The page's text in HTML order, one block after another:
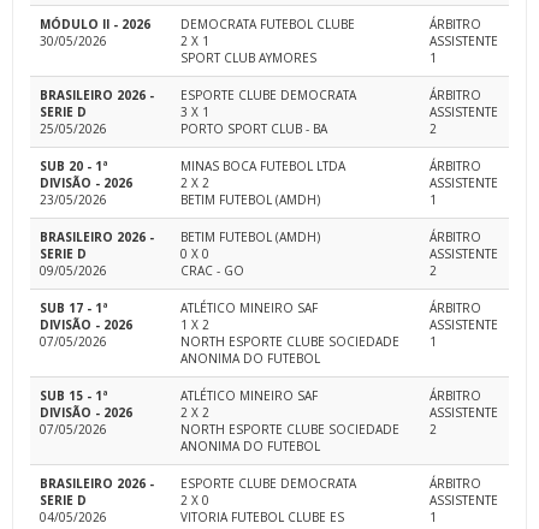
MÓDULO II - 2026
30/05/2026
DEMOCRATA FUTEBOL CLUBE
2 X 1
SPORT CLUB AYMORES
ÁRBITRO
ASSISTENTE
1
BRASILEIRO 2026 -
SERIE D
25/05/2026
ESPORTE CLUBE DEMOCRATA
3 X 1
PORTO SPORT CLUB - BA
ÁRBITRO
ASSISTENTE
2
SUB 20 - 1ª
DIVISÃO - 2026
23/05/2026
MINAS BOCA FUTEBOL LTDA
2 X 2
BETIM FUTEBOL (AMDH)
ÁRBITRO
ASSISTENTE
1
BRASILEIRO 2026 -
SERIE D
09/05/2026
BETIM FUTEBOL (AMDH)
0 X 0
CRAC - GO
ÁRBITRO
ASSISTENTE
2
SUB 17 - 1ª
DIVISÃO - 2026
07/05/2026
ATLÉTICO MINEIRO SAF
1 X 2
NORTH ESPORTE CLUBE SOCIEDADE
ANONIMA DO FUTEBOL
ÁRBITRO
ASSISTENTE
1
SUB 15 - 1ª
DIVISÃO - 2026
07/05/2026
ATLÉTICO MINEIRO SAF
2 X 2
NORTH ESPORTE CLUBE SOCIEDADE
ANONIMA DO FUTEBOL
ÁRBITRO
ASSISTENTE
2
BRASILEIRO 2026 -
SERIE D
04/05/2026
ESPORTE CLUBE DEMOCRATA
2 X 0
VITORIA FUTEBOL CLUBE ES
ÁRBITRO
ASSISTENTE
1